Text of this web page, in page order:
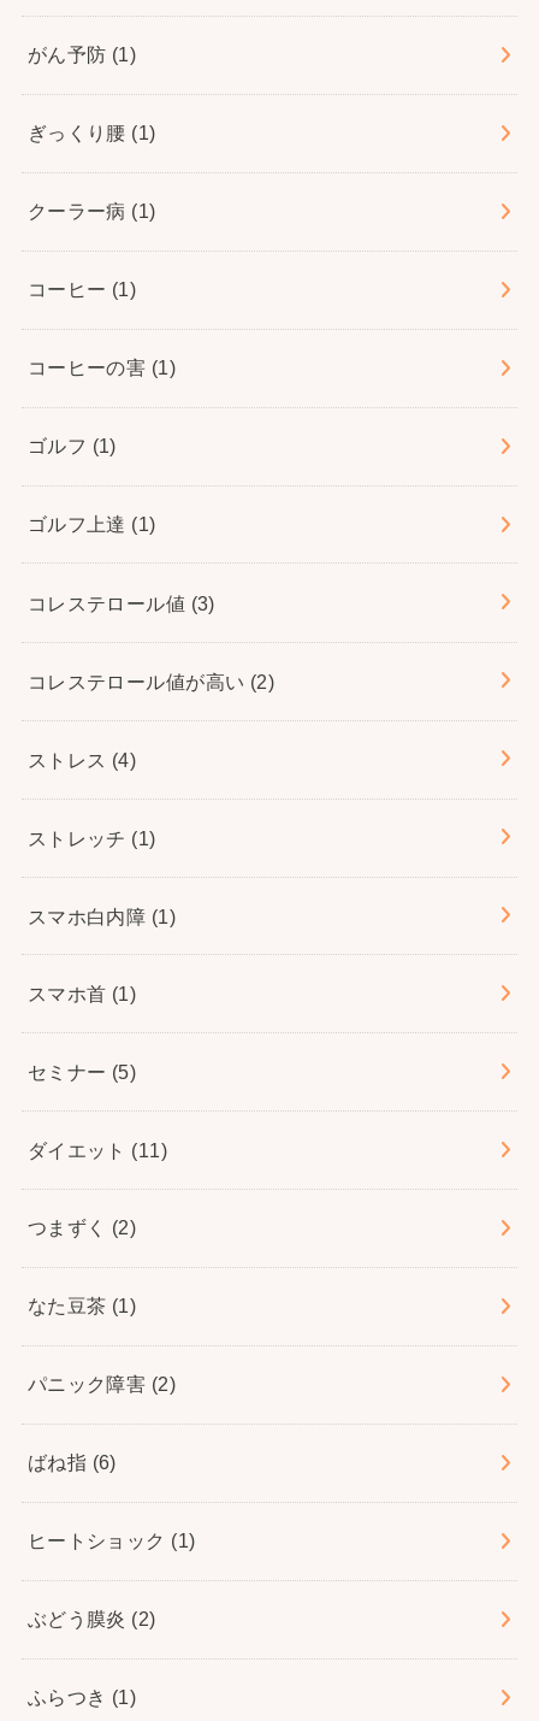
がん予防 (1)
ぎっくり腰 (1)
クーラー病 (1)
コーヒー (1)
コーヒーの害 (1)
ゴルフ (1)
ゴルフ上達 (1)
コレステロール値 (3)
コレステロール値が高い (2)
ストレス (4)
ストレッチ (1)
スマホ白内障 (1)
スマホ首 (1)
セミナー (5)
ダイエット (11)
つまずく (2)
なた豆茶 (1)
パニック障害 (2)
ばね指 (6)
ヒートショック (1)
ぶどう膜炎 (2)
ふらつき (1)